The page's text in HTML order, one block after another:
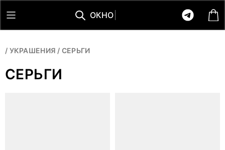
ОКНО
/ УКРАШЕНИЯ / СЕРЬГИ
СЕРЬГИ